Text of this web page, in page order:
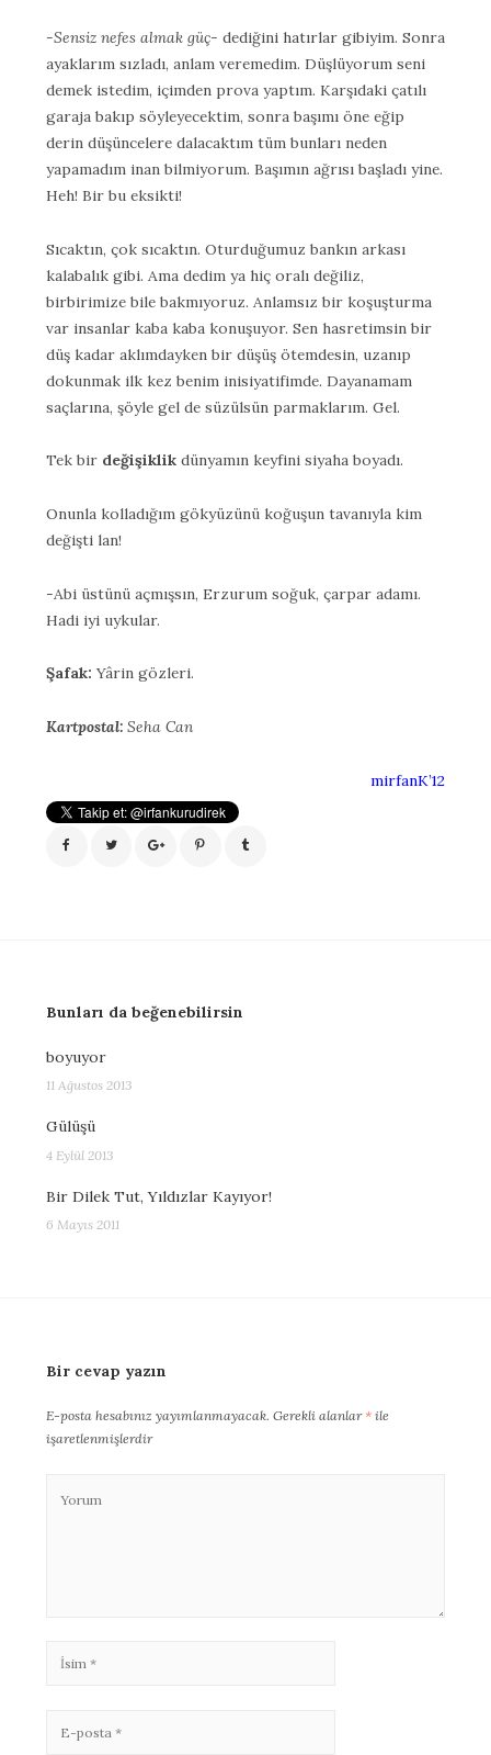
-Sensiz nefes almak güç- dediğini hatırlar gibiyim. Sonra
ayaklarım sızladı, anlam veremedim. Düşlüyorum seni
demek istedim, içimden prova yaptım. Karşıdaki çatılı
garaja bakıp söyleyecektim, sonra başımı öne eğip
derin düşüncelere dalacaktım tüm bunları neden
yapamadım inan bilmiyorum. Başımın ağrısı başladı yine.
Heh! Bir bu eksikti!
Sıcaktın, çok sıcaktın. Oturduğumuz bankın arkası
kalabalık gibi. Ama dedim ya hiç oralı değiliz,
birbirimize bile bakmıyoruz. Anlamsız bir koşuşturma
var insanlar kaba kaba konuşuyor. Sen hasretimsin bir
düş kadar aklımdayken bir düşüş ötemdesin, uzanıp
dokunmak ilk kez benim inisiyatifimde. Dayanamam
saçlarına, şöyle gel de süzülsün parmaklarım. Gel.
Tek bir değişiklik dünyamın keyfini siyaha boyadı.
Onunla kolladığım gökyüzünü koğuşun tavanıyla kim
değişti lan!
-Abi üstünü açmışsın, Erzurum soğuk, çarpar adamı.
Hadi iyi uykular.
Şafak: Yârin gözleri.
Kartpostal: Seha Can
mirfanK’12
Bunları da beğenebilirsin
boyuyor
11 Ağustos 2013
Gülüşü
4 Eylül 2013
Bir Dilek Tut, Yıldızlar Kayıyor!
6 Mayıs 2011
Bir cevap yazın
E-posta hesabınız yayımlanmayacak. Gerekli alanlar* ile
işaretlenmişlerdir